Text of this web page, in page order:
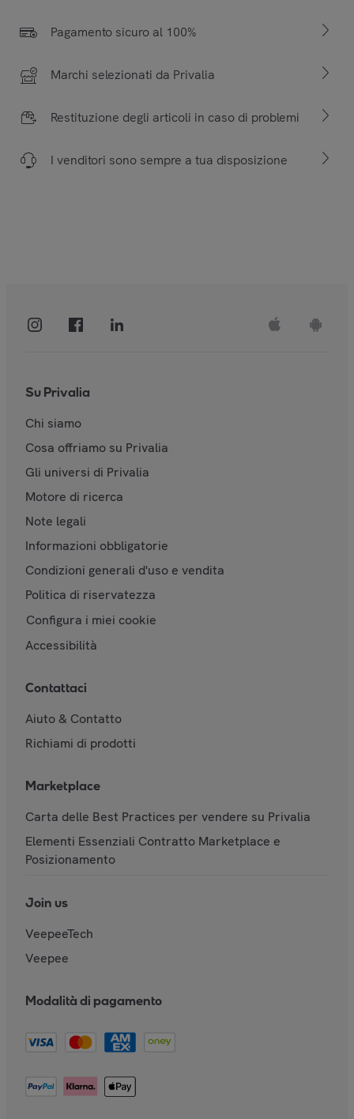
Pagamento sicuro al 100%
Marchi selezionati da Privalia
Restituzione degli articoli in caso di problemi
I venditori sono sempre a tua disposizione
Su Privalia
Chi siamo
Cosa offriamo su Privalia
Gli universi di Privalia
Motore di ricerca
Note legali
Informazioni obbligatorie
Condizioni generali d'uso e vendita
Politica di riservatezza
Configura i miei cookie
Accessibilità
Contattaci
Aiuto & Contatto
Richiami di prodotti
Marketplace
Carta delle Best Practices per vendere su Privalia
Elementi Essenziali Contratto Marketplace e
Posizionamento
Join us
VeepeeTech
Veepee
Modalità di pagamento